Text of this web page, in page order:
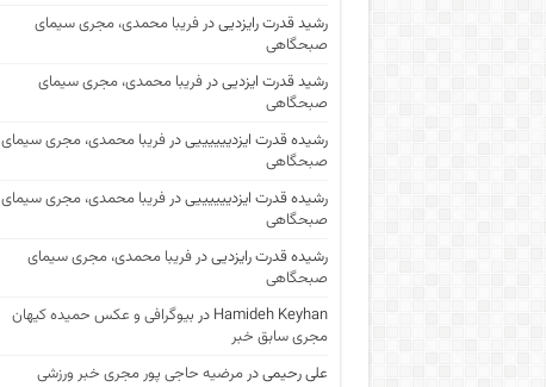
رشید قدرت رایزدییدرفریبا محمدی، مجری سیمای
صبحگاهی
رشید قدرت ایزدییدرفریبا محمدی، مجری سیمای
صبحگاهی
رشیده قدرت ایزدیییییییدرفریبا محمدی، مجری سیمای
صبحگاهی
رشیده قدرت ایزدیییییییدرفریبا محمدی، مجری سیمای
صبحگاهی
رشیده قدرت رایزدییدرفریبا محمدی، مجری سیمای
صبحگاهی
Hamideh Keyhan در بیوگرافی و عکس حمیده کیهان
مجری سابق خبر
علی رحیمیدرمرضیه حاجی پور مجری خبر ورزشی